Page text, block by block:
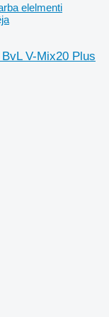
elelmenti
V-Mix20 Plus